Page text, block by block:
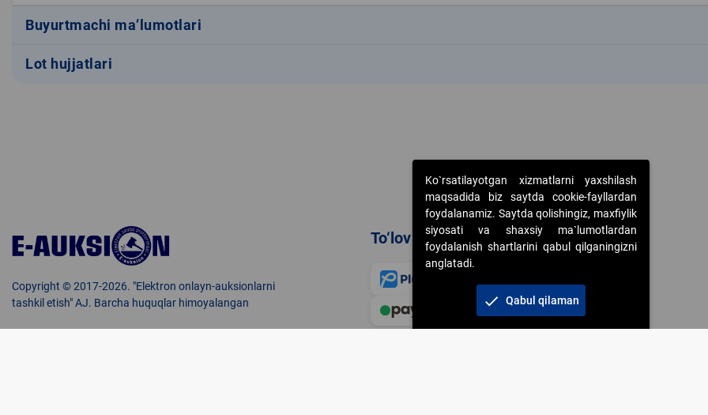
Buyurtmachi ma’lumotlari
Lot hujjatlari
Copyright © 2017-2026. "Elektron onlayn-auksionlarni
tashkil etish" AJ. Barcha huquqlar himoyalangan
To‘lov usullari
Ko`rsatilayotgan xizmatlarni yaxshilash
maqsadida biz saytda cookie-fayllardan
foydalanamiz. Saytda qolishingiz, maxfiylik
siyosati va shaxsiy ma`lumotlardan
foydalanish shartlarini qabul qilganingizni
anglatadi.
check Qabul qilaman